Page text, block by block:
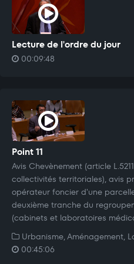
Lecture de l'ordre du jour
00:09:48
Point 11
Avis Chevènement (article
collectivités territoriales), avis
opérateur foncier d'une
deuxième tranche du
(cabinets et laboratoires
Urbanisme, Aménagement,
00:45:06